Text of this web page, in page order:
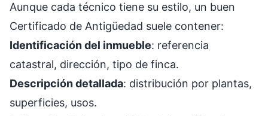
Aunque cada técnico tiene su estilo, un buen
Certificado de Antigüedad suele contener:
Identificación del inmueble: referencia
catastral, dirección, tipo de finca.
Descripción detallada: distribución por plantas,
superficies, usos.